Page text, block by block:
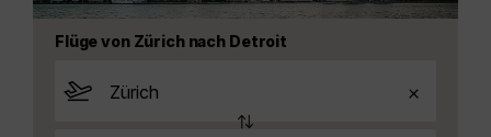
Flüge von Zürich nach Detroit